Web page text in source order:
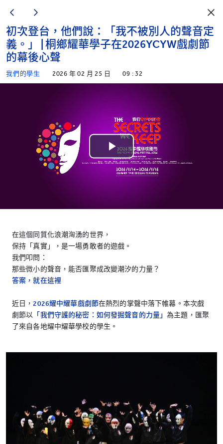
初次登台，他們說：「我不被別人的聲音定
義。」 | 桐鄉耀華學子在2026YCYW戲劇節
的幕後心聲
我們的學生 2026 年 02 月 25 日 09 : 32
Play
Video
在這個同質化浪潮洶湧的世界，
保持「真實」，是一場勇敢者的遊戲。
我們叩問：
那些微小的聲音，能否匯聚成改變潮汐的力量？
答案，就在這裡
近日，2026耀中耀華戲劇節在熱烈的掌聲中落下帷幕。本次戲
劇節以 「我們守護的秘密：如何發掘聲音的力量」為主題，匯聚
了來自各地耀中耀華學校的學生。